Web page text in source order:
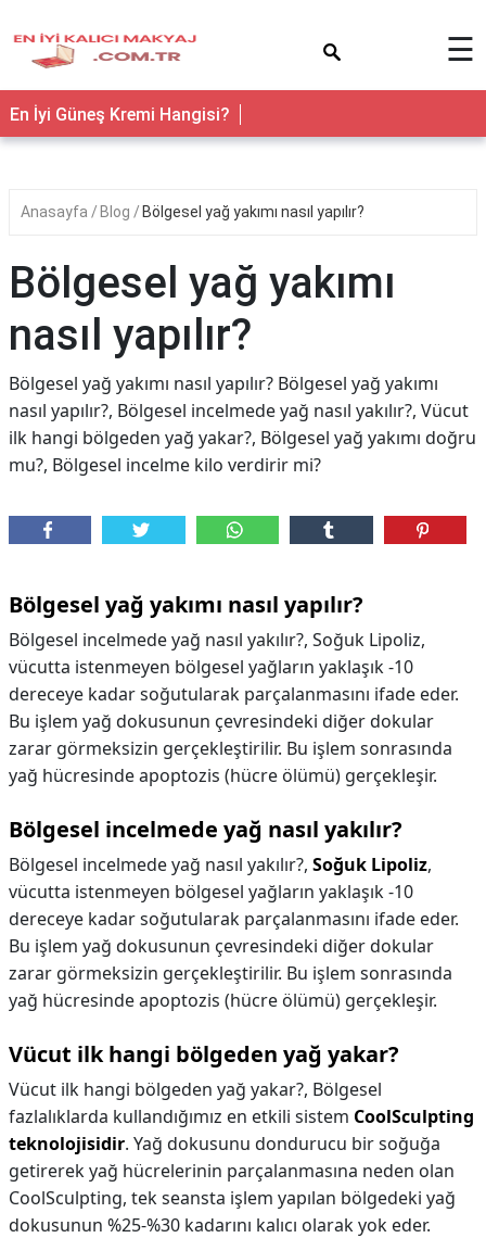
☰
En İyi Güneş Kremi Hangisi?
Anasayfa Blog Bölgesel yağ yakımı nasıl yapılır?
Bölgesel yağ yakımı
nasıl yapılır?
Bölgesel yağ yakımı nasıl yapılır? Bölgesel yağ yakımı
nasıl yapılır?, Bölgesel incelmede yağ nasıl yakılır?, Vücut
ilk hangi bölgeden yağ yakar?, Bölgesel yağ yakımı doğru
mu?, Bölgesel incelme kilo verdirir mi?
Bölgesel yağ yakımı nasıl yapılır?
Bölgesel incelmede yağ nasıl yakılır?, Soğuk Lipoliz,
vücutta istenmeyen bölgesel yağların yaklaşık -10
dereceye kadar soğutularak parçalanmasını ifade eder.
Bu işlem yağ dokusunun çevresindeki diğer dokular
zarar görmeksizin gerçekleştirilir. Bu işlem sonrasında
yağ hücresinde apoptozis (hücre ölümü) gerçekleşir.
Bölgesel incelmede yağ nasıl yakılır?
Bölgesel incelmede yağ nasıl yakılır?, Soğuk Lipoliz,
vücutta istenmeyen bölgesel yağların yaklaşık -10
dereceye kadar soğutularak parçalanmasını ifade eder.
Bu işlem yağ dokusunun çevresindeki diğer dokular
zarar görmeksizin gerçekleştirilir. Bu işlem sonrasında
yağ hücresinde apoptozis (hücre ölümü) gerçekleşir.
Vücut ilk hangi bölgeden yağ yakar?
Vücut ilk hangi bölgeden yağ yakar?, Bölgesel
fazlalıklarda kullandığımız en etkili sistem CoolSculpting
teknolojisidir. Yağ dokusunu dondurucu bir soğuğa
getirerek yağ hücrelerinin parçalanmasına neden olan
CoolSculpting, tek seansta işlem yapılan bölgedeki yağ
dokusunun %25-%30 kadarını kalıcı olarak yok eder.